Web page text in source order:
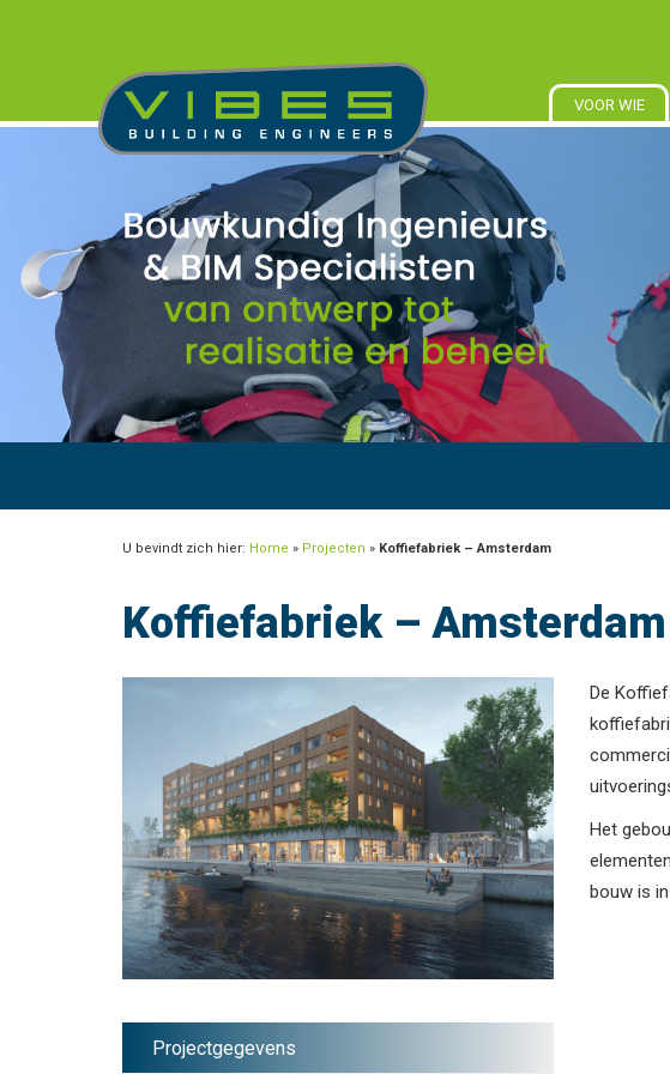
VOOR WIE
U bevindt zich hier: Home » Projecten » Koffiefabriek – Amsterdam
Koffiefabriek – Amsterdam
Projectgegevens
De
Het
bouw is in